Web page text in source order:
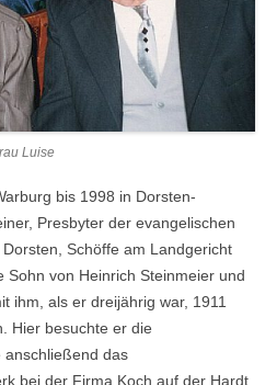
Luise
bis 1998 in Dorsten-
Presbyter der evangelischen
Schöffe am Landgericht
Sohn von Heinrich Steinmeier und
ihm, als er dreijährig war, 1911
Hier besuchte er die
anschließend das
bei der Firma Koch auf der Hardt